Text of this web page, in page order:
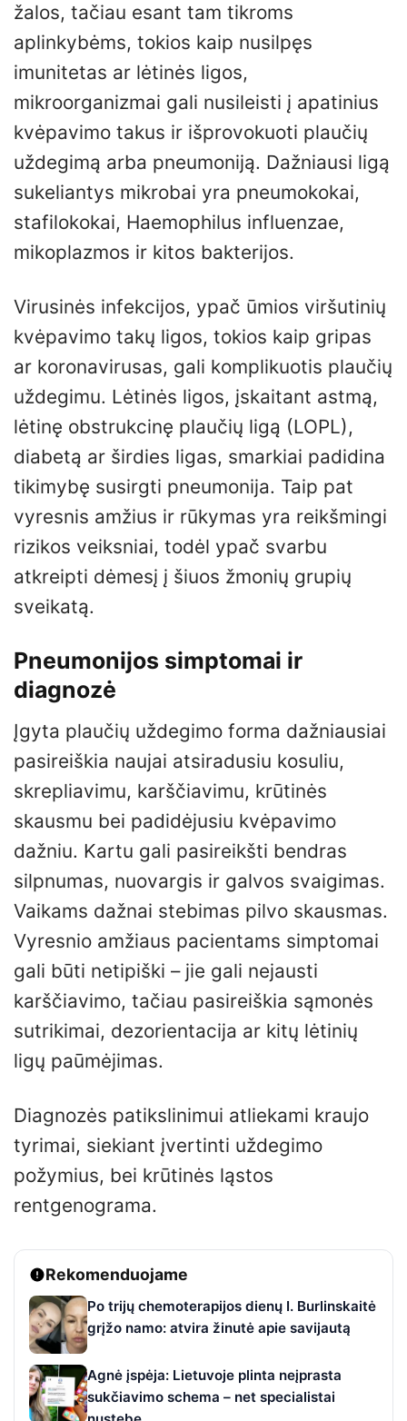
žalos, tačiau esant tam tikroms
aplinkybėms, tokios kaip nusilpęs
imunitetas ar lėtinės ligos,
mikroorganizmai gali nusileisti į apatinius
kvėpavimo takus ir išprovokuoti plaučių
uždegimą arba pneumoniją. Dažniausi ligą
sukeliantys mikrobai yra pneumokokai,
stafilokokai, Haemophilus influenzae,
mikoplazmos ir kitos bakterijos.
Virusinės infekcijos, ypač ūmios viršutinių
kvėpavimo takų ligos, tokios kaip gripas
ar koronavirusas, gali komplikuotis plaučių
uždegimu. Lėtinės ligos, įskaitant astmą,
lėtinę obstrukcinę plaučių ligą (LOPL),
diabetą ar širdies ligas, smarkiai padidina
tikimybę susirgti pneumonija. Taip pat
vyresnis amžius ir rūkymas yra reikšmingi
rizikos veiksniai, todėl ypač svarbu
atkreipti dėmesį į šiuos žmonių grupių
sveikatą.
Pneumonijos simptomai ir
diagnozė
Įgyta plaučių uždegimo forma dažniausiai
pasireiškia naujai atsiradusiu kosuliu,
skrepliavimu, karščiavimu, krūtinės
skausmu bei padidėjusiu kvėpavimo
dažniu. Kartu gali pasireikšti bendras
silpnumas, nuovargis ir galvos svaigimas.
Vaikams dažnai stebimas pilvo skausmas.
Vyresnio amžiaus pacientams simptomai
gali būti netipiški – jie gali nejausti
karščiavimo, tačiau pasireiškia sąmonės
sutrikimai, dezorientacija ar kitų lėtinių
ligų paūmėjimas.
Diagnozės patikslinimui atliekami kraujo
tyrimai, siekiant įvertinti uždegimo
požymius, bei krūtinės ląstos
rentgenograma.
Rekomenduojame
Po trijų chemoterapijos dienų I. Burlinskaitė
grįžo namo: atvira žinutė apie savijautą
Agnė įspėja: Lietuvoje plinta neįprasta
sukčiavimo schema – net specialistai